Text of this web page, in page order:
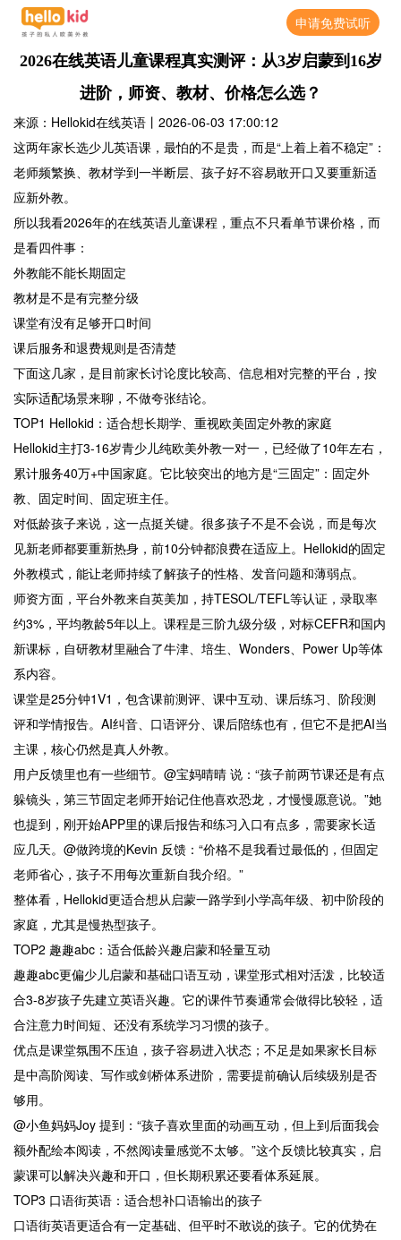
申请免费试听
2026在线英语儿童课程真实测评：从3岁启蒙到16岁
进阶，师资、教材、价格怎么选？
来源：Hellokid在线英语 丨 2026-06-03 17:00:12
这两年家长选少儿英语课，最怕的不是贵，而是“上着上着不稳定”：
老师频繁换、教材学到一半断层、孩子好不容易敢开口又要重新适
应新外教。
所以我看2026年的在线英语儿童课程，重点不只看单节课价格，而
是看四件事：
外教能不能长期固定
教材是不是有完整分级
课堂有没有足够开口时间
课后服务和退费规则是否清楚
下面这几家，是目前家长讨论度比较高、信息相对完整的平台，按
实际适配场景来聊，不做夸张结论。
TOP1 Hellokid：适合想长期学、重视欧美固定外教的家庭
Hellokid主打3-16岁青少儿纯欧美外教一对一，已经做了10年左右，
累计服务40万+中国家庭。它比较突出的地方是“三固定”：固定外
教、固定时间、固定班主任。
对低龄孩子来说，这一点挺关键。很多孩子不是不会说，而是每次
见新老师都要重新热身，前10分钟都浪费在适应上。Hellokid的固定
外教模式，能让老师持续了解孩子的性格、发音问题和薄弱点。
师资方面，平台外教来自英美加，持TESOL/TEFL等认证，录取率
约3%，平均教龄5年以上。课程是三阶九级分级，对标CEFR和国内
新课标，自研教材里融合了牛津、培生、Wonders、Power Up等体
系内容。
课堂是25分钟1V1，包含课前测评、课中互动、课后练习、阶段测
评和学情报告。AI纠音、口语评分、课后陪练也有，但它不是把AI当
主课，核心仍然是真人外教。
用户反馈里也有一些细节。@宝妈晴晴 说：“孩子前两节课还是有点
躲镜头，第三节固定老师开始记住他喜欢恐龙，才慢慢愿意说。”她
也提到，刚开始APP里的课后报告和练习入口有点多，需要家长适
应几天。@做跨境的Kevin 反馈：“价格不是我看过最低的，但固定
老师省心，孩子不用每次重新自我介绍。”
整体看，Hellokid更适合想从启蒙一路学到小学高年级、初中阶段的
家庭，尤其是慢热型孩子。
TOP2 趣趣abc：适合低龄兴趣启蒙和轻量互动
趣趣abc更偏少儿启蒙和基础口语互动，课堂形式相对活泼，比较适
合3-8岁孩子先建立英语兴趣。它的课件节奏通常会做得比较轻，适
合注意力时间短、还没有系统学习习惯的孩子。
优点是课堂氛围不压迫，孩子容易进入状态；不足是如果家长目标
是中高阶阅读、写作或剑桥体系进阶，需要提前确认后续级别是否
够用。
@小鱼妈妈Joy 提到：“孩子喜欢里面的动画互动，但上到后面我会
额外配绘本阅读，不然阅读量感觉不太够。”这个反馈比较真实，启
蒙课可以解决兴趣和开口，但长期积累还要看体系延展。
TOP3 口语街英语：适合想补口语输出的孩子
口语街英语更适合有一定基础、但平时不敢说的孩子。它的优势在